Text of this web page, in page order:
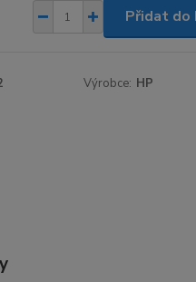
Přidat do
Výrobce: HP